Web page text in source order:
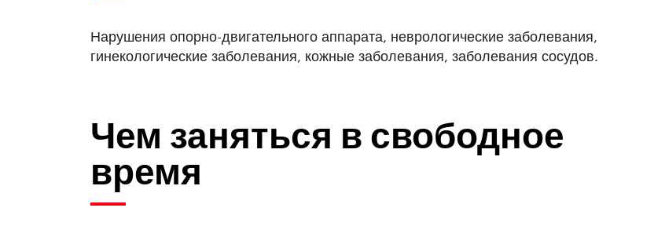
Нарушения опорно-двигательного аппарата, неврологические заболевания,
гинекологические заболевания, кожные заболевания, заболевания сосудов.
Чем заняться в свободное
время